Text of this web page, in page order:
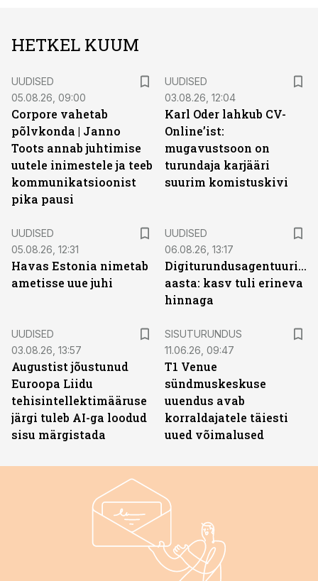
HETKEL KUUM
UUDISED
05.08.26, 09:00
Corpore vahetab
põlvkonda | Janno
Toots annab juhtimise
uutele inimestele ja teeb
kommunikatsioonist
pika pausi
UUDISED
03.08.26, 12:04
Karl Oder lahkub CV-
Online’ist:
mugavustsoon on
turundaja karjääri
suurim komistuskivi
UUDISED
05.08.26, 12:31
Havas Estonia nimetab
ametisse uue juhi
UUDISED
06.08.26, 13:17
Digiturundusagentuuride
aasta: kasv tuli erineva
hinnaga
UUDISED
03.08.26, 13:57
Augustist jõustunud
Euroopa Liidu
tehisintellektimääruse
järgi tuleb AI-ga loodud
sisu märgistada
SISUTURUNDUS
11.06.26, 09:47
T1 Venue
sündmuskeskuse
uuendus avab
korraldajatele täiesti
uued võimalused